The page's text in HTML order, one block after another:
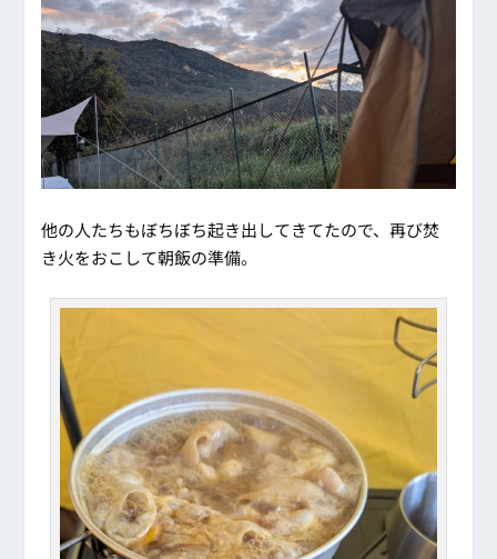
他の人たちもぼちぼち起き出してきてたので、再び焚
き火をおこして朝飯の準備。